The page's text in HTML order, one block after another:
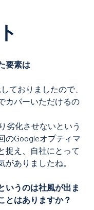
要素は
ておりましたので、
カバーいただけるの
劣化させないという
のGoogleオプティマ
捉え、自社にとって
ありましたね。
いうのは社風が出ま
とはありますか？